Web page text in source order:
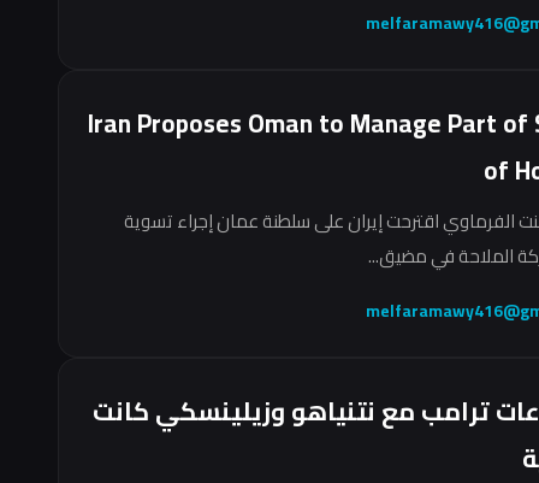
Iran Proposes Oman to Manage Part
of
الفرماوي اقترحت إيران على سلطنة عمان إجراء تسوية
الملاحة في مضيق...
ترامب مع نتنياهو وزيلينسكي كانت